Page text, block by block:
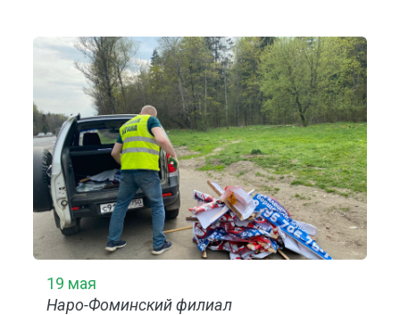
19 мая
Наро-Фоминский филиал